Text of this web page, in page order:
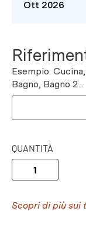
Ott 2026
Esempio:
Bagno, Bagno 2...
QUANTITÀ
Scopri di più sui